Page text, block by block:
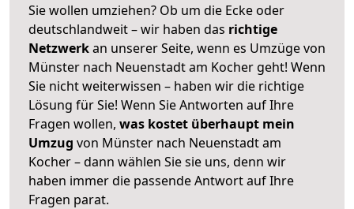
Sie wollen umziehen? Ob um die Ecke oder
deutschlandweit – wir haben das richtige
Netzwerkan unserer Seite, wenn es Umzüge von
Münster nach Neuenstadt am Kocher geht! Wenn
Sie nicht weiterwissen – haben wir die richtige
Lösung für Sie! Wenn Sie Antworten auf Ihre
Fragen wollen, was kostet überhaupt mein
Umzug von Münster nach Neuenstadt am
Kocher – dann wählen Sie sie uns, denn wir
haben immer die passende Antwort auf Ihre
Fragen parat.